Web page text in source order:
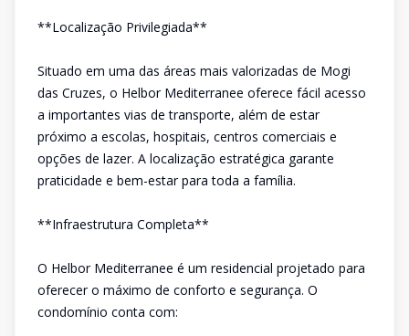
**Localização Privilegiada**
Situado em uma das áreas mais valorizadas de Mogi
das Cruzes, o Helbor Mediterranee oferece fácil acesso
a importantes vias de transporte, além de estar
próximo a escolas, hospitais, centros comerciais e
opções de lazer. A localização estratégica garante
praticidade e bem-estar para toda a família.
**Infraestrutura Completa**
O Helbor Mediterranee é um residencial projetado para
oferecer o máximo de conforto e segurança. O
condomínio conta com: